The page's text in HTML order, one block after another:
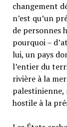
changement
n’est qu’un
de personnes
pourquoi –
lui, un pays
l’entier du
rivière à la
palestinienne,
hostile à la